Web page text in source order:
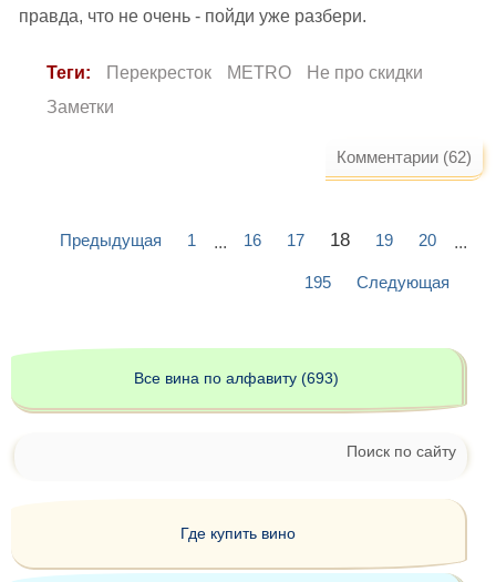
правда, что не очень - пойди уже разбери.
Теги: Перекресток METRO
Не про скидки
Заметки
Комментарии (62)
Предыдущая 1 ... 16 17 18 19 20 ...
195 Следующая
Все вина по алфавиту (693)
Поиск по сайту
Где купить вино